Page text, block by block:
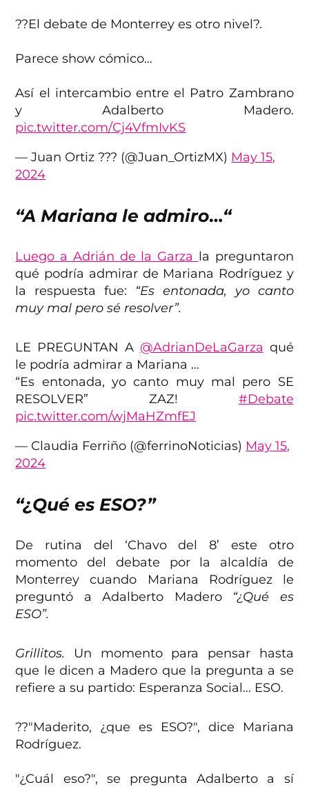
?️?El debate de Monterrey es otro nivel?.
Parece show cómico…
Así el intercambio entre el Patro Zambrano
y Adalberto Madero.
pic.twitter.com/Cj4VfmIvKS
— Juan Ortiz ?️?‍? (@Juan_OrtizMX) May 15,
2024
“A Mariana le admiro…“
Luego a Adrián de la Garza la preguntaron
qué podría admirar de Mariana Rodríguez y
la respuesta fue: “Es entonada, yo canto
muy mal pero sé resolver”.
LE PREGUNTAN A @AdrianDeLaGarza qué
le podría admirar a Mariana …
“Es entonada, yo canto muy mal pero SE
RESOLVER” ZAZ! #Debate
pic.twitter.com/wjMaHZmfEJ
— Claudia Ferriño (@ferrinoNoticias) May 15,
2024
“¿Qué es ESO?”
De rutina del ‘Chavo del 8’ este otro
momento del debate por la alcaldía de
Monterrey cuando Mariana Rodríguez le
preguntó a Adalberto Madero “¿Qué es
ESO”.
Grillitos. Un momento para pensar hasta
que le dicen a Madero que la pregunta a se
refiere a su partido: Esperanza Social… ESO.
?️?"Maderito, ¿que es ESO?", dice Mariana
Rodríguez.
"¿Cuál eso?", se pregunta Adalberto a sí